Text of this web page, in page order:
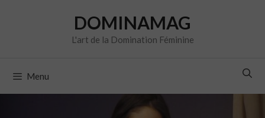
DOMINAMAG
L'art de la Domination Féminine
Menu